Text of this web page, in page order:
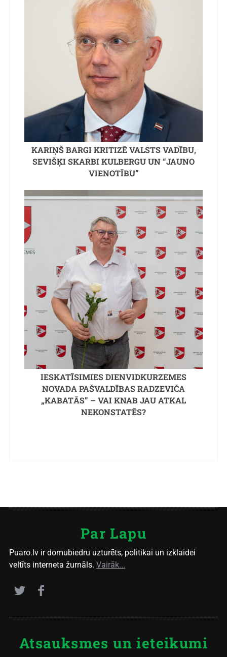
KARIŅŠ BARGI KRITIZĒ VALSTS VADĪBU,
SEVIŠĶI SKARBI KULBERGU UN “JAUNO
VIENOTĪBU”
IESKATĪSIMIES DIENVIDKURZEMES
NOVADA PAŠVALDĪBAS RADZEVIČA
„KABATĀS” – VAI KNAB JAU ATKAL
NEKONSTATĒS?
Par Lapu
Puaro.lv ir domubiedru uzturēts, politikai un izklaidei
veltīts interneta žurnāls. Vairāk...
Atsauksmes un ieteikumi